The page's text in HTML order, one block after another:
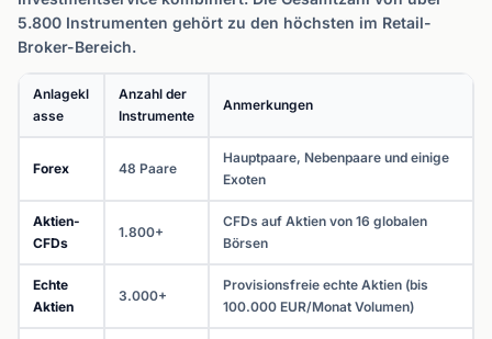
5.800 Instrumenten gehört zu den höchsten im Retail-
Broker-Bereich.
Anlagekl
asse
Anzahl der
Instrumente
Anmerkungen
Forex 48 Paare
Hauptpaare, Nebenpaare und einige
Exoten
Aktien-
CFDs
1.800+
CFDs auf Aktien von 16 globalen
Börsen
Echte
Aktien
3.000+
Provisionsfreie echte Aktien (bis
100.000 EUR/Monat Volumen)